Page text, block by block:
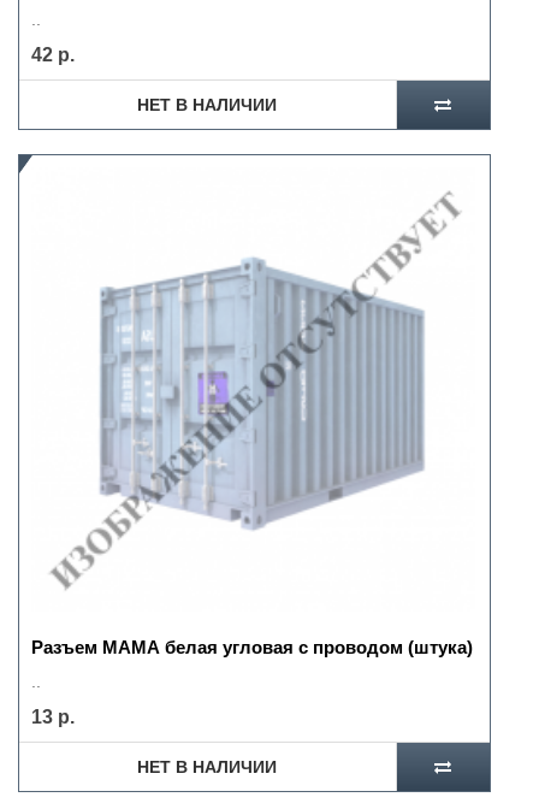
42 р.
НЕТ В НАЛИЧИИ
Разъем МАМА белая угловая с проводом (штука)
13 р.
НЕТ В НАЛИЧИИ